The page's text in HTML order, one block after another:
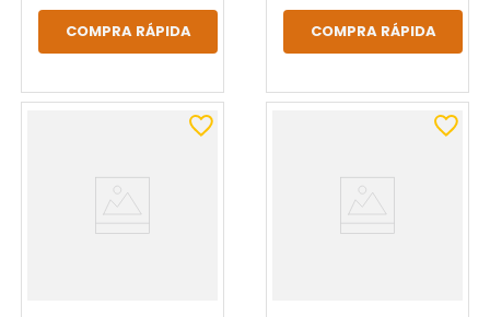
COMPRA RÁPIDA COMPRA RÁPIDA